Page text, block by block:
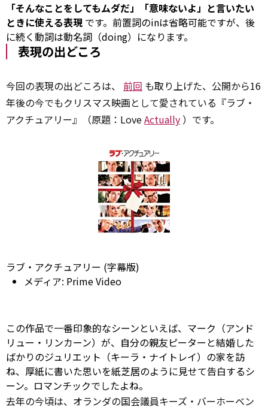
「そんなことをしてもムダだ」「意味ないよ」と言いたい
ときに使える表現 です。前置詞のinは省略可能ですが、後
に続く動詞は動名詞（doing）になります。
表現の出どころ
今回の表現の出どころは、 前回 も取り上げた、公開から16
年後の今でもクリスマス映画として愛されている『ラブ・
アクチュアリー』（原題：LoveActually ）です。
ラブ・アクチュアリー (字幕版)
メディア: PrimeVideo
この作品で一番印象的なシーンといえば、マーク（アンド
リュー・リンカーン）が、自分の親友ピーターと結婚した
ばかりのジュリエット（キーラ・ナイトレイ）の家を訪
ね、厚紙に書いた思いを紙芝居のように見せて告白するシ
ーン。ロマンチックでしたよね。
去年の今頃は、オランダの国会議員キーズ・バーホーベン